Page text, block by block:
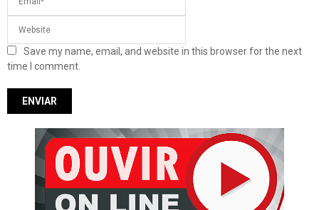
Save my name, email, and website in this browser for the next
time I comment.